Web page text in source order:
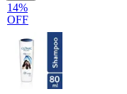
14%
OFF